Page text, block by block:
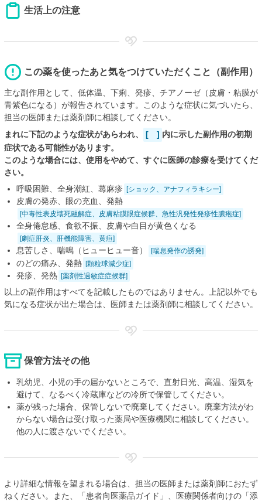
生活上の注意
この薬を使ったあと気をつけていただくこと（副作用）
主な副作用として、低体温、下痢、発疹、チアノーゼ（皮膚・粘膜が
青紫色になる）が報告されています。このような症状に気づいたら、
担当の医師または薬剤師に相談してください。
まれに下記のような症状があらわれ、
[ ] 内に示した副作用の初期
症状である可能性があります。
このような場合には、使用をやめて、すぐに医師の診療を受けてくだ
さい。
呼吸困難、全身潮紅、蕁麻疹 [ショック、アナフィラキシー]
皮膚の発赤、眼の充血、発熱
[中毒性表皮壊死融解症、皮膚粘膜眼症候群、急性汎発性発疹性膿疱症]
全身倦怠感、食欲不振、皮膚や白目が黄色くなる
[劇症肝炎、肝機能障害、黄疸]
息苦しさ、喘鳴（ヒューヒュー音） [喘息発作の誘発]
のどの痛み、発熱 [顆粒球減少症]
発疹、発熱 [薬剤性過敏症症候群]
以上の副作用はすべてを記載したものではありません。上記以外でも
気になる症状が出た場合は、医師または薬剤師に相談してください。
保管方法その他
乳幼児、小児の手の届かないところで、直射日光、高温、湿気を
避けて、なるべく冷蔵庫などの冷所で保管してください。
薬が残った場合、保管しないで廃棄してください。廃棄方法がわ
からない場合は受け取った薬局や医療機関に相談してください。
他の人に渡さないでください。
より詳細な情報を望まれる場合は、担当の医師または薬剤師におたず
ねください。また、「患者向医薬品ガイド」、医療関係者向けの「添